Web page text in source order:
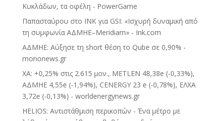
Κυκλάδων, τα οφέλη - PowerGame
Παπασταύρου στο INK για GSI: «Ισχυρή δυναμική από
τη συμφωνία ΑΔΜΗΕ–Meridiam» - Ink.com
ΑΔΜΗΕ: Αύξησε τη short θέση το Qube σε 0,90% -
mononews.gr
ΧΑ: +0,25% στις 2.615 μον., METLEN 48,38e (-0,33%),
ΑΔΜΗΕ 4,55e (-1,94%), CENERGY 23 e (-0,78%), ΕΛΧΑ
3,72e (-0,13%) - worldenergynews.gr
HELIOS: Αντιστάθμιση περικοπών - Ένα μέτρο με